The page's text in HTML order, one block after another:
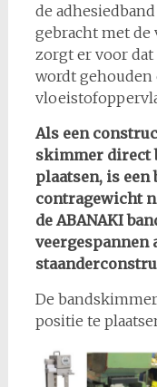
de
gebracht met
zorgt er voor
wordt
Als een
skimmer direct
plaatsen, is een
contragewicht
de ABANAKI
veergespannen
De
positie te